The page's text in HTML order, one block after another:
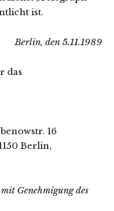
ist.
Berlin, den 5.11.1989
das
16
Berlin,
Genehmigung des